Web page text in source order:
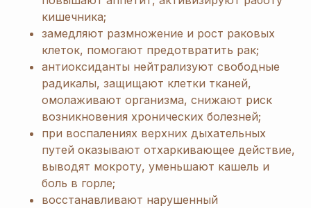
кишечника;
замедляют размножение и рост раковых
клеток, помогают предотвратить рак;
антиоксиданты нейтрализуют свободные
радикалы, защищают клетки тканей,
омолаживают организма, снижают риск
возникновения хронических болезней;
при воспалениях верхних дыхательных
путей оказывают отхаркивающее действие,
выводят мокроту, уменьшают кашель и
боль в горле;
восстанавливают нарушенный